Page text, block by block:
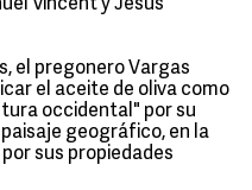
Vincent y Jesús
el pregonero Vargas
el aceite de oliva como
occidental" por su
geográfico, en la
sus propiedades